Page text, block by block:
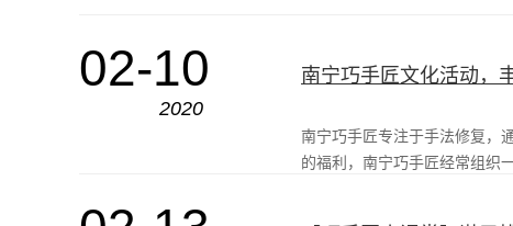
02-10
2020
南宁巧手匠文化活动，
南宁巧手匠专注于手法修复，
的福利，南宁巧手匠经常组织